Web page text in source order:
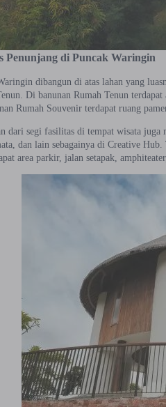
Penunjang di Puncak Waringin
dibangun di atas lahan yang
Di banunan Rumah Tenun
Rumah Souvenir terdapat ruang
dari segi fasilitas di tempat wisata juga
dan lain sebagainya di Creative
area parkir, jalan setapak,